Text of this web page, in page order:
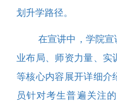
划升学路径。
在宣讲中，学院
业布局、师资力量、实
等核心内容展开详细介
员针对考生普遍关注